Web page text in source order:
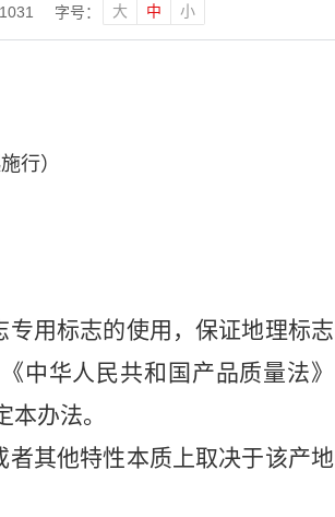
1031 字号： 大 中 小
行）
用标志的使用 ，保证地理标志
中华人民共和国产品质量法》
本办法。
其他特性本质上取决于该产地